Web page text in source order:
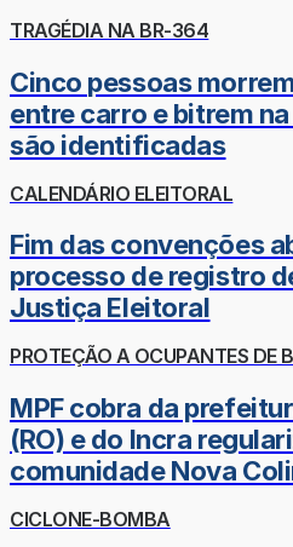
TRAGÉDIA NA BR-364
Cinco pessoas
entre carro e bitrem
são identificadas
CALENDÁRIO ELEITORAL
Fim das convenções
processo de registro
Justiça Eleitoral
PROTEÇÃO A OCUPANTES DE
MPF cobra da
(RO) e do Incra
comunidade Nova
CICLONE-BOMBA